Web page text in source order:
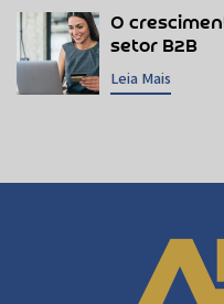
O
setor B2B
Leia Mais